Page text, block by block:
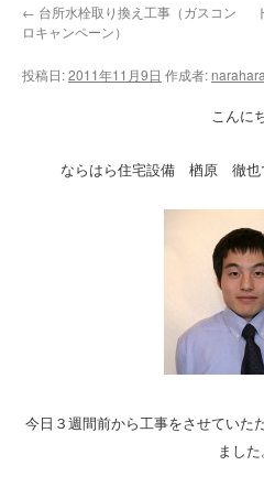
← 台所水栓取り換え工事（ガスコン
ロキャンペーン）
投稿日:2011年11月9日 作成者: narahara
こんに
ならはら住宅設備 楢原 徹也
今日３週間前から工事をさせていた
ました。